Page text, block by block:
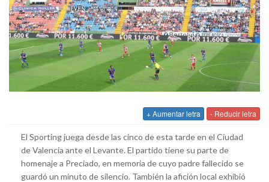
+ Aumentar letra - Reducir letra
El Sporting juega desde las cinco de esta tarde en el Ciudad
de Valencia ante el Levante. El partido tiene su parte de
homenaje a Preciado, en memoria de cuyo padre fallecido se
guardó un minuto de silencio. También la afición local exhibió